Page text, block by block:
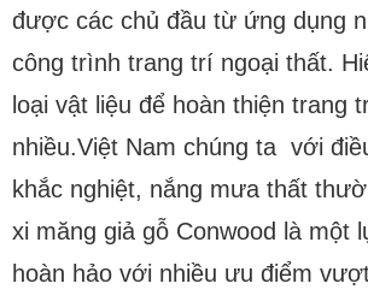
được các chủ đầu từ ứng dụng
công trình trang trí ngoại thất.
loại vật liệu để hoàn thiện trang
nhiều.Việt Nam chúng ta với
khắc nghiệt, nắng mưa thất
xi măng giả gỗ Conwood là một
hoàn hảo với nhiều ưu điểm